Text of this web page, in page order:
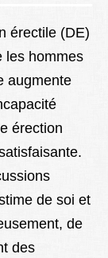
érectile (DE)
les hommes
augmente
érection
de soi et
de
des